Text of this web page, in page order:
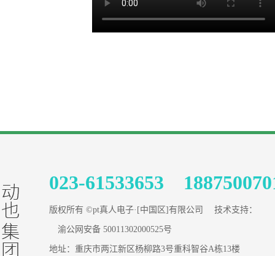
023-61533653
版权所有 ©pt真人电子·[中国区]有限公司 技术支持：
渝公网安备 50011302000525号
地址：重庆市两江新区杨柳路3号重科智谷A栋13楼